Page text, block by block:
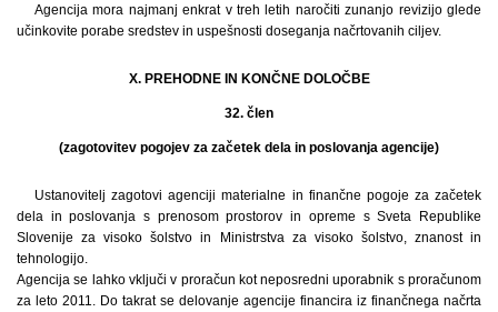
Agencija mora najmanj enkrat v treh letih naročiti zunanjo revizijo glede
učinkovite porabe sredstev in uspešnosti doseganja načrtovanih ciljev.
X. PREHODNE IN KONČNE DOLOČBE
32. člen
(zagotovitev pogojev za začetek dela in poslovanja agencije)
Ustanovitelj zagotovi agenciji materialne in finančne pogoje za začetek
dela in poslovanja s prenosom prostorov in opreme s Sveta Republike
Slovenije za visoko šolstvo in Ministrstva za visoko šolstvo, znanost in
tehnologijo.
Agencija se lahko vključi v proračun kot neposredni uporabnik s proračunom
za leto 2011. Do takrat se delovanje agencije financira iz finančnega načrta